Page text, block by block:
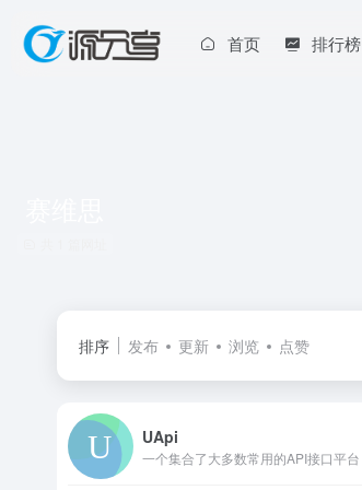
首页 排行榜
排序 发布 更新 浏览 点赞
UApi
一个集合了大多数常用的API接口平台